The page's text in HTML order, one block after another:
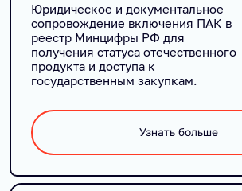
Юридическое и документальное
сопровождение включения ПАК в
реестр Минцифры РФ для
получения статуса отечественного
продукта и доступа к
государственным закупкам.
Узнать больше